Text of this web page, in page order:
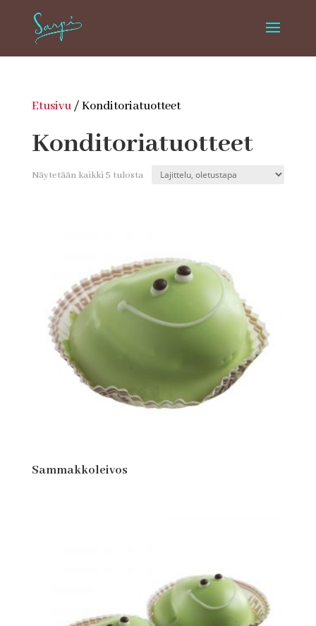
Etusivu/ Konditoriatuotteet
Konditoriatuotteet
Näytetään kaikki 5 tulosta
Sammakkoleivos